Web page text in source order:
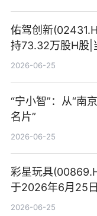
佑驾创新
持73.32万股H股|
2026-06-25
“宁小智”：从“南
名片”
2026-06-25
彩星玩具
于2026年6月25
港元回购68.4万股
2026-06-25